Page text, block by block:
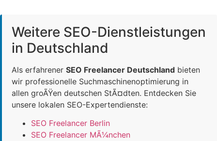
Weitere SEO-Dienstleistungen
in Deutschland
Als erfahrener SEO Freelancer Deutschland bieten
wir professionelle Suchmaschinenoptimierung in
allen groÃŸen deutschen StÃ¤dten. Entdecken Sie
unsere lokalen SEO-Expertendienste:
SEO Freelancer Berlin
SEO Freelancer MÃ¼nchen